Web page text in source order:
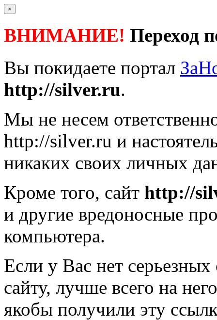
×
ВНИМАНИЕ! Переход
Вы покидаете портал
http://silver.ru.
Мы не несем
http://silver.ru и
никаких своих личных
Кроме того, сайт http://
и другие вредоносные
компьютера.
Если у Вас нет
сайту, лучше всего на
якобы получили эту